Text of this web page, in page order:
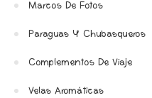
Marcos De Fotos
Paraguas Y Chubasqueros
Complementos De Viaje
Velas Aromáticas